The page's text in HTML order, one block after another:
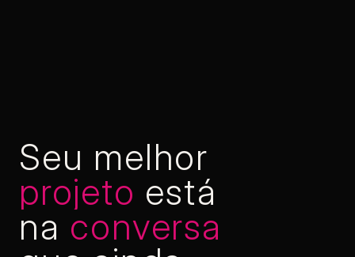
Seu melhor
projeto está
na conversa